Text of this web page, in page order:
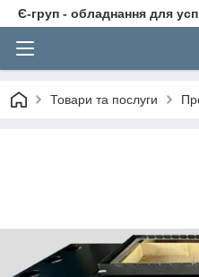
Є-груп - обладнання для
Товари та послуги